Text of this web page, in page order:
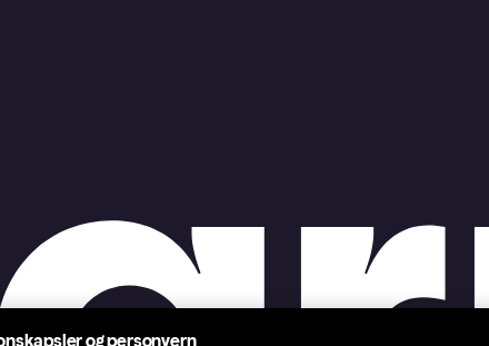
og personvern